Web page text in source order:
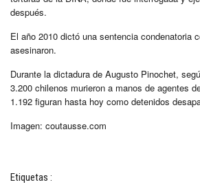
después.
El año 2010 dictó una sentencia condenatoria
asesinaron.
Durante la dictadura de Augusto Pinochet,
3.200 chilenos murieron a manos de agentes
1.192 figuran hasta hoy como detenidos
Imagen: coutausse.com
Etiquetas :